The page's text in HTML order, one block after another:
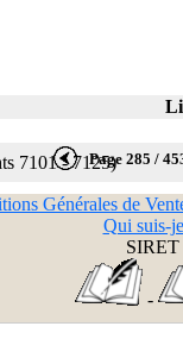
7101 - 7125)Page 285 /
Générales de
Qui suis-
SIRET
-